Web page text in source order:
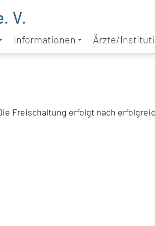
V.
Informationen Ärzte/
Freischaltung erfolgt nach